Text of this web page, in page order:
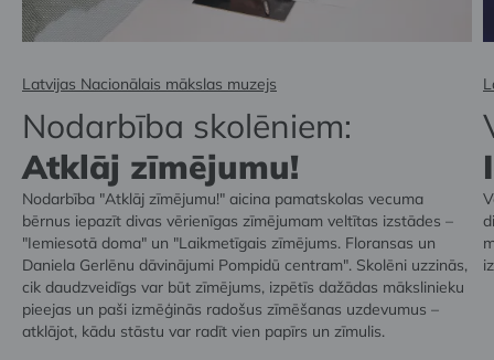
Latvijas Nacionālais mākslas muzejs
Nodarbība skolēniem:
Atklāj zīmējumu!
Nodarbība "Atklāj zīmējumu!" aicina pamatskolas vecuma
bērnus iepazīt divas vērienīgas zīmējumam veltītas izstādes –
"Iemiesotā doma" un "Laikmetīgais zīmējums. Floransas un
Daniela Gerlēnu dāvinājumi Pompidū centram". Skolēni uzzinās,
cik daudzveidīgs var būt zīmējums, izpētīs dažādas mākslinieku
pieejas un paši izmēģinās radošus zīmēšanas uzdevumus –
atklājot, kādu stāstu var radīt vien papīrs un zīmulis.